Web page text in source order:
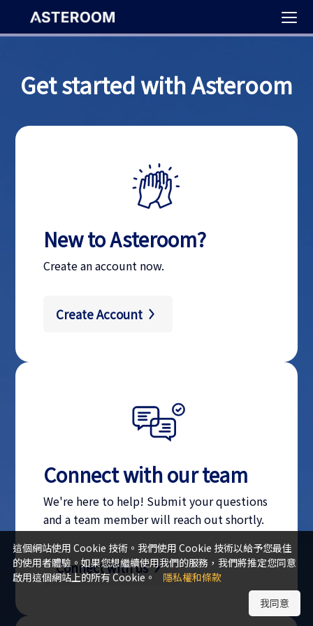
Get started with Asteroom
New to Asteroom?
Create an account now.
Create Account
Connect with our team
We're here to help! Submit your questions
and a team member will reach out shortly.
Connect with us
這個網站使用 Cookie 技術。我們使用 Cookie 技術以給予您最佳
的使用者體驗。如果您想繼續使用我們的服務，我們將推定您同意
啟用這個網站上的所有 Cookie。 隱私權和條款
我同意